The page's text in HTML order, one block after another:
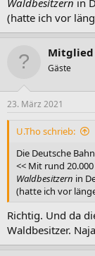
(hatte ich vor
Mitglied
Gäste
23. März 2021
U.Tho schrieb:
Die Deutsche
<< Mit rund
Waldbesitzern in
(hatte ich vor
Richtig. Und da
Waldbesitzer.